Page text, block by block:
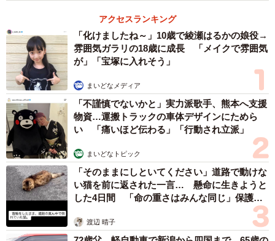
アクセスランキング
「化けましたね～」10歳で綾瀬はるかの娘役→
雰囲気ガラリの18歳に成長 「メイクで雰囲気
が」「宝塚に入れそう」
まいどなメディア
「不謹慎でないかと」実力派歌手、熊本へ支援
物資…運搬トラックの車体デザインにためら
い 「痛いほど伝わる」「行動され立派」
まいどなトピック
「そのままにしといてください」道路で動けな
い猫を前に返された一言… 懸命に生きようと
した4日間 「命の重さはみんな同じ」保護団
渡辺 晴子